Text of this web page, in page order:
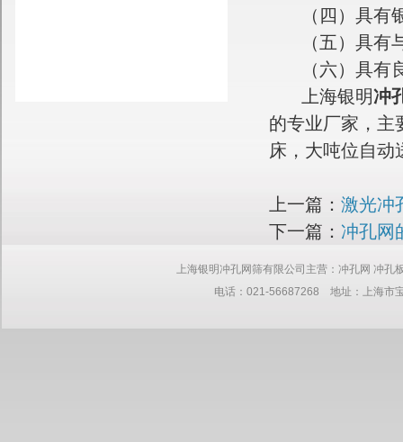
（四）具有银
（五）具有与
（六）具有良
上海银明冲
的专业厂家，主
床，大吨位自动
上一篇： 激光冲
下一篇： 冲孔网
上海银明冲孔网筛有限公司主营：冲孔网 冲
电话：021-56687268 地址：上海市